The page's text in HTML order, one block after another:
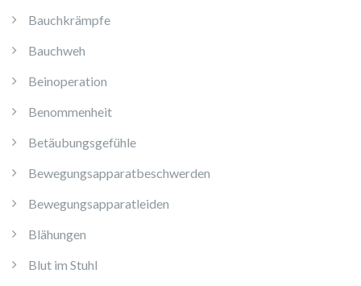
Bauchkrämpfe
Bauchweh
Beinoperation
Benommenheit
Betäubungsgefühle
Bewegungsapparatbeschwerden
Bewegungsapparatleiden
Blähungen
Blut im Stuhl